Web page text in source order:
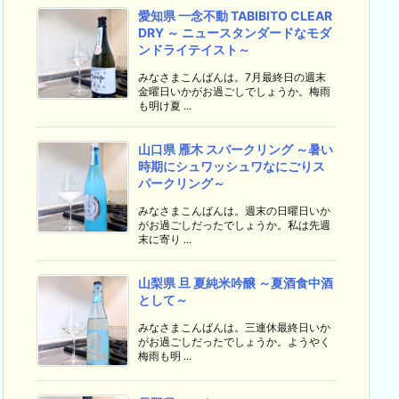
愛知県 一念不動 TABIBITO CLEAR
DRY ～ ニュースタンダードなモダ
ンドライテイスト～
みなさまこんばんは。7月最終日の週末
金曜日いかがお過ごしでしょうか。梅雨
も明け夏 ...
山口県 雁木 スパークリング ～暑い
時期にシュワッシュワなにごりス
パークリング～
みなさまこんばんは。週末の日曜日いか
がお過ごしだったでしょうか。私は先週
末に寄り ...
山梨県 旦 夏純米吟醸 ～夏酒食中酒
として～
みなさまこんばんは。三連休最終日いか
がお過ごしだったでしょうか。ようやく
梅雨も明 ...